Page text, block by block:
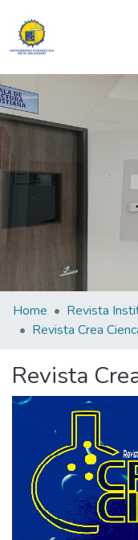
Communities &
All of DSpace
Home Revista
Revista